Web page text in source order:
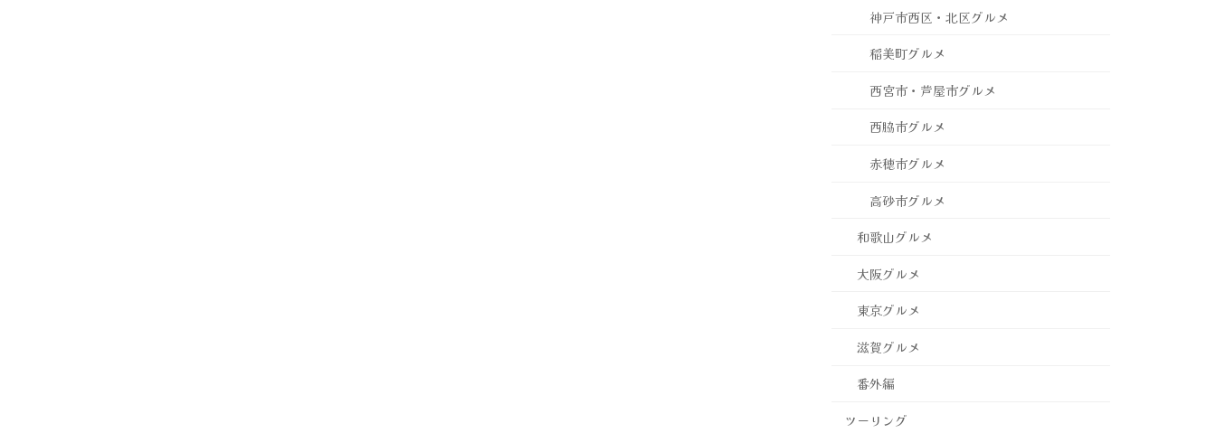
神戸市西区・北区グルメ
稲美町グルメ
西宮市・芦屋市グルメ
西脇市グルメ
赤穂市グルメ
高砂市グルメ
和歌山グルメ
大阪グルメ
東京グルメ
滋賀グルメ
番外編
ツーリング